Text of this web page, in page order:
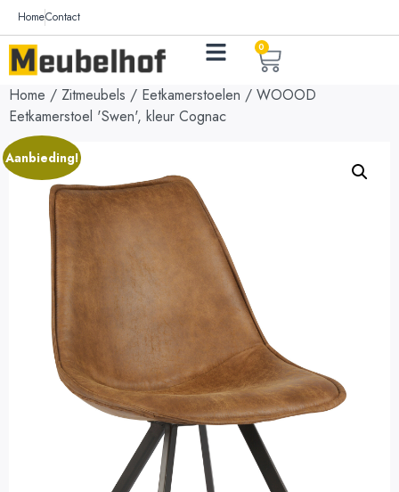
HomeContact
0
Home / Zitmeubels / Eetkamerstoelen / WOOOD
Eetkamerstoel 'Swen', kleur Cognac
Aanbieding!